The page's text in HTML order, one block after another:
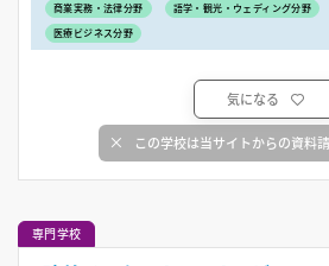
商業実務・法律分野 語学・観光・ウェディング分野
医療ビジネス分野
気になる
この学校は当サイトからの資料
専門学校